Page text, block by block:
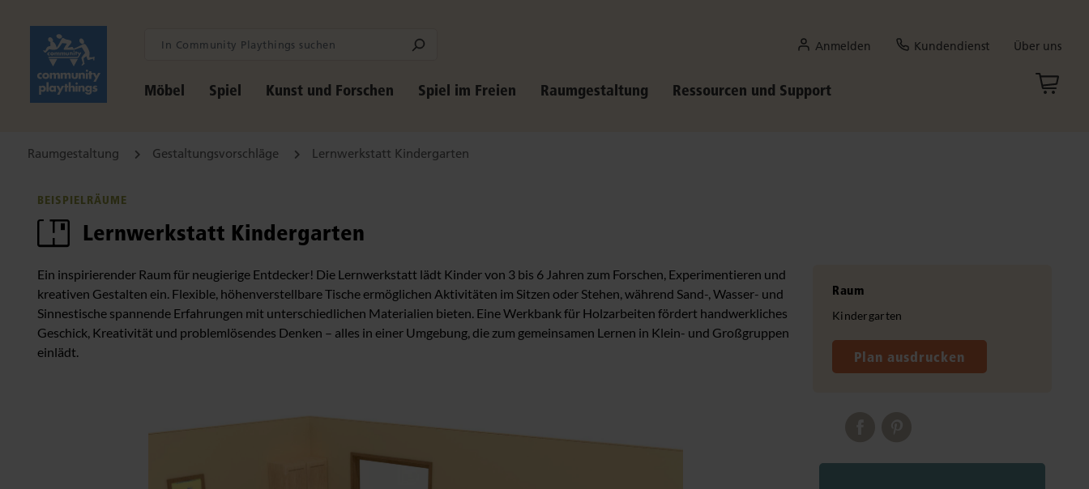
Anmelden Kundendienst Über uns
Möbel Spiel Kunst und Forschen Spiel im Freien Raumgestaltung Ressourcen und Support
Raumgestaltung Gestaltungsvorschläge Lernwerkstatt Kindergarten
BEISPIELRÄUME
Lernwerkstatt Kindergarten
Ein inspirierender Raum für neugierige Entdecker! Die Lernwerkstatt lädt Kinder von 3 bis 6 Jahren zum Forschen, Experimentieren und
kreativen Gestalten ein. Flexible, höhenverstellbare Tische ermöglichen Aktivitäten im Sitzen oder Stehen, während Sand-, Wasser- und
Sinnestische spannende Erfahrungen mit unterschiedlichen Materialien bieten. Eine Werkbank für Holzarbeiten fördert handwerkliches
Geschick, Kreativität und problemlösendes Denken – alles in einer Umgebung, die zum gemeinsamen Lernen in Klein- und Großgruppen
einlädt.
Raum
Kindergarten
Plan ausdrucken